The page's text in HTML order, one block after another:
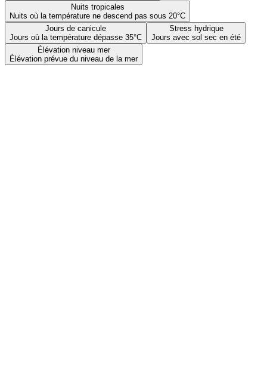
Nuits tropicales
Nuits où la température ne descend pas sous 20°C
Jours de canicule
Jours où la température dépasse 35°C
Stress hydrique
Jours avec sol sec en été
Élévation niveau mer
Élévation prévue du niveau de la mer